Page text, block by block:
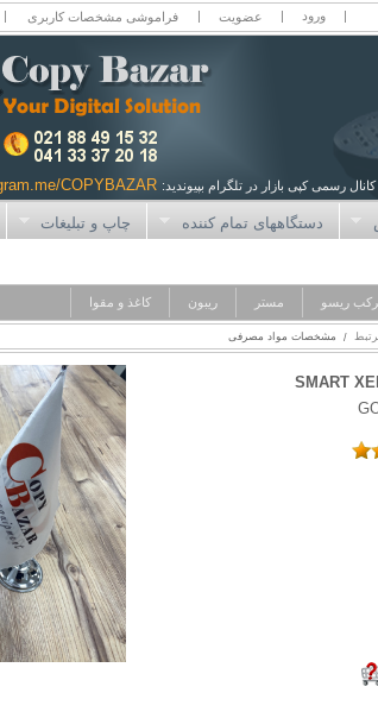
|
| عضویت | فراموشی مشخصات کاربری |
کانال رسمی کپی بازار در تلگرام بپیوندید: COPYBAZAR
دستگاههای تمام کننده چاپ و تبلیغات
ریسو مستر ریبون کاغذ و مقوا
/ مشخصات مواد مصرفی
SMART